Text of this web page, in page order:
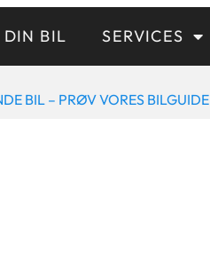
BIL SERVICES
BIL – PRØV VORES BILGUIDE